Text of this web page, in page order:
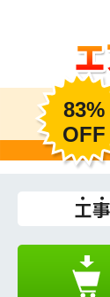
83%
OFF